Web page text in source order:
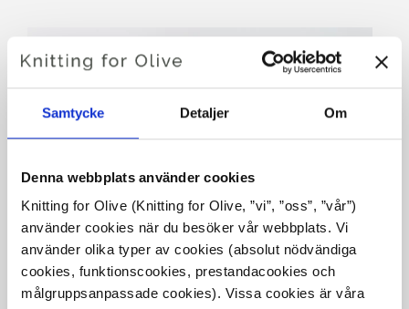
Samtycke Detaljer Om
Denna webbplats använder cookies
Knitting for Olive (Knitting for Olive, ”vi”, ”oss”, ”vår”)
använder cookies när du besöker vår webbplats. Vi
använder olika typer av cookies (absolut nödvändiga
cookies, funktionscookies, prestandacookies och
målgruppsanpassade cookies). Vissa cookies är våra
KNITTING FOR OLIVE
PETROLEUM BLUE
SALE PRICE
€8,60
KNITTING FOR OLIVE
MERINO - DUSTY DOVE
BLUE
SALE PRICE
€8,60